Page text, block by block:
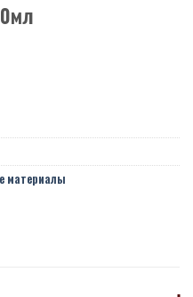
материалы